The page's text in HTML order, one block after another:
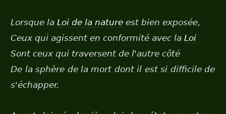
Lorsque laLoi de la nature est bien exposée,
Ceux qui agissent en conformité avec laLoi
Sont ceux qui traversent de l'autre côté
De la sphère de la mort dont il est si difficile de
s'échapper.